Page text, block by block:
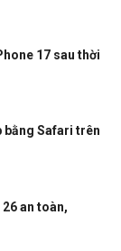
17 sau thời
bằng Safari trên
26 an toàn,